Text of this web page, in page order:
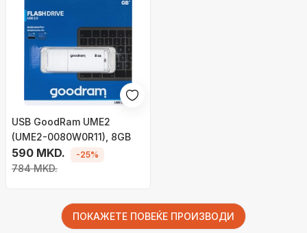
USB GoodRam UME2
(UME2-0080W0R11), 8GB
590 MKD.
784 MKD.
-25%
ПОКАЖЕТЕ ПОВЕЌЕ ПРОИЗВОДИ